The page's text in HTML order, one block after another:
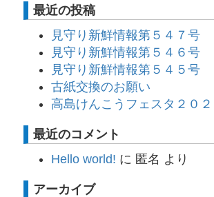
最近の投稿
見守り新鮮情報第５４７号
見守り新鮮情報第５４６号
見守り新鮮情報第５４５号
古紙交換のお願い
高島けんこうフェスタ２０２
最近のコメント
Hello world! に 匿名 より
アーカイブ